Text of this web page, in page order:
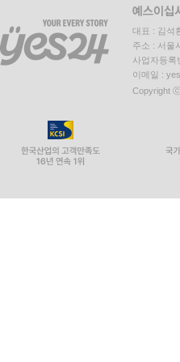
대표 : 김석
주소 : 서울
사업자등
이메일 :
Copyright ⓒ